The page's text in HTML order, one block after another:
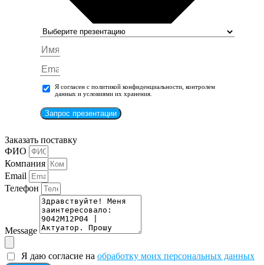
Я согласен с политикой конфиденциальности, контролем
данных и условиями их хранения.
Запрос презентации
Заказать поставку
ФИО
Компания
Email
Телефон
Message
Я даю согласие на обработку моих персональных данных